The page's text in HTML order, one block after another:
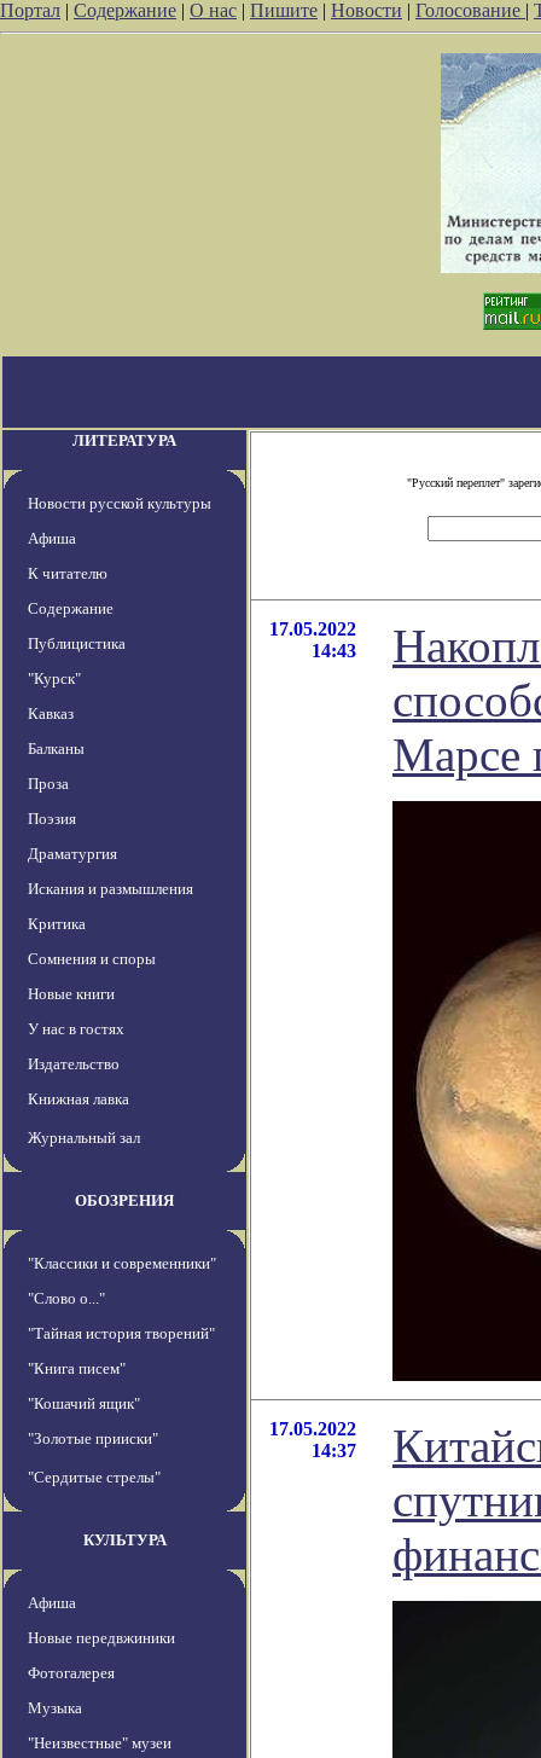
Портал | Содержание | О нас | Пишите | Новости | Голосование |
ЛИТЕРАТУРА
Новости русской культуры
Афиша
К читателю
Содержание
Публицистика
"Курск"
Кавказ
Балканы
Проза
Поэзия
Драматургия
Искания и размышления
Критика
Сомнения и споры
Новые книги
У нас в гостях
Издательство
Книжная лавка
Журнальный зал
ОБОЗРЕНИЯ
"Классики и современники"
"Слово о..."
"Тайная история творений"
"Книга писем"
"Кошачий ящик"
"Золотые прииски"
"Сердитые стрелы"
КУЛЬТУРА
Афиша
Новые передвжиники
Фотогалерея
Музыка
"Неизвестные" музеи
"Русский переплет"
17.05.2022
14:43
Марсе
17.05.2022
14:37